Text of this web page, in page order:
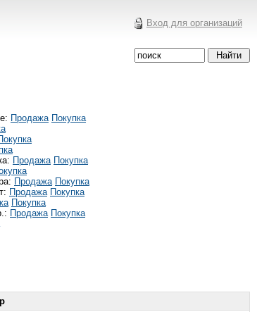
Вход для организаций
Продажа Покупка
Продажа Покупка
Продажа Покупка
Продажа Покупка
Покупка
Продажа Покупка